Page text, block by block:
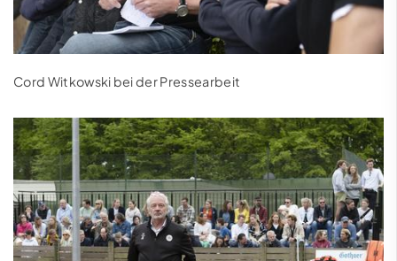
Cord Witkowski bei der Pressearbeit